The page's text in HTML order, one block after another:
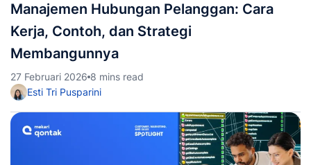
Manajemen Hubungan Pelanggan: Cara
Kerja, Contoh, dan Strategi
Membangunnya
27 Februari 2026 8 mins read
Esti Tri Pusparini